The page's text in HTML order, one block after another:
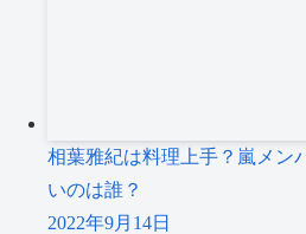
相葉雅紀は料理上手？嵐メン
いのは誰？
2022年9月14日